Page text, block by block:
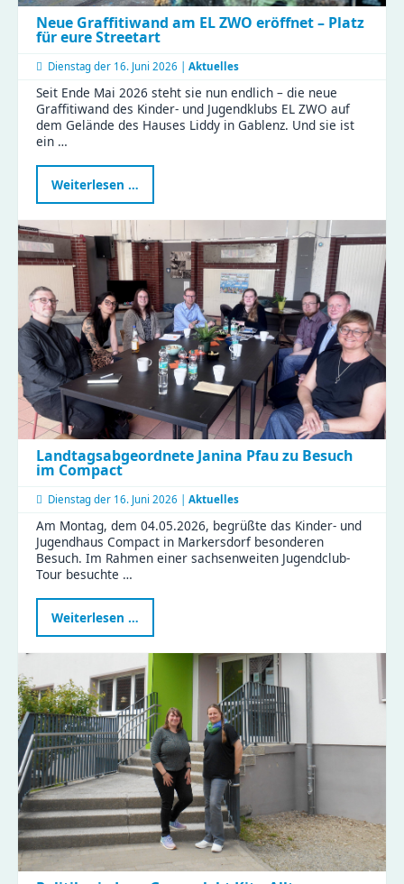
Neue Graffitiwand am EL ZWO eröffnet – Platz
für eure Streetart
Dienstag der 16. Juni 2026 | Aktuelles
Seit Ende Mai 2026 steht sie nun endlich – die neue
Graffitiwand des Kinder- und Jugendklubs EL ZWO auf
dem Gelände des Hauses Liddy in Gablenz. Und sie ist
ein …
Weiterlesen …
Graffitiwand
am
ZWO
eröffnet
–
Platz
für
eure
Streetart
Landtagsabgeordnete Janina Pfau zu Besuch
im Compact
Dienstag der 16. Juni 2026 | Aktuelles
Am Montag, dem 04.05.2026, begrüßte das Kinder- und
Jugendhaus Compact in Markersdorf besonderen
Besuch. Im Rahmen einer sachsenweiten Jugendclub-
Tour besuchte …
Weiterlesen …
Janina
zu
Besuch
im
Compact